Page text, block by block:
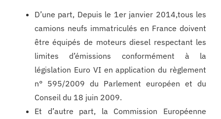
D’une part, Depuis le 1er janvier 2014,tous les
camions neufs immatriculés en France doivent
être équipés de moteurs diesel respectant les
limites d’émissions conformément à la
législation Euro VI en application du règlement
n° 595/2009 du Parlement européen et du
Conseil du 18 juin 2009.
Et d’autre part, la Commission Européenne